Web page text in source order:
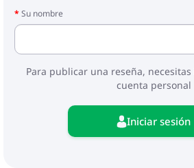
Su nombre
Para publicar una reseña,
cuenta personal
Iniciar sesión